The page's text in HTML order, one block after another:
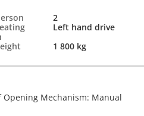
2
Left hand drive
1 800 kg
Opening Mechanism: Manual